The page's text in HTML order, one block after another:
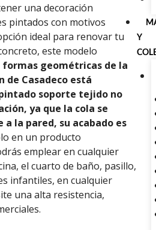
Y
una decoración
pintados con motivos
ideal para renovar tu
este modelo
geométricas de la
de Casadeco está
soporte tejido no
ya que la cola se
la pared, su acabado es
en un producto
emplear en cualquier
el cuarto de baño, pasillo,
infantiles, en cualquier
una alta resistencia,